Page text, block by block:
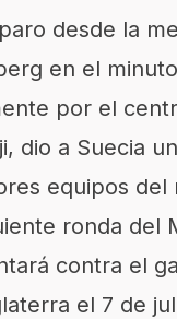
desde la
en el
por el
dio a Suecia
equipos del
ronda del
contra el
el 7 de